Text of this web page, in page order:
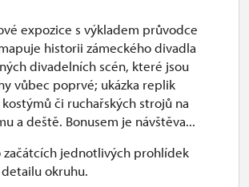
expozice s výkladem průvodce
historii zámeckého divadla
divadelních scén, které jsou
vůbec poprvé; ukázka replik
či ruchařských strojů na
a deště. Bonusem je návštěva...
začátcích jednotlivých prohlídek
okruhu.